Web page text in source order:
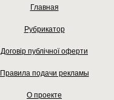
Главная
Рубрикатор
Договір публічної оферти
Правила подачи рекламы
О проекте